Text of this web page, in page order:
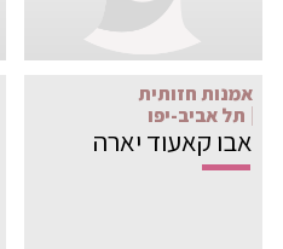
אמנות חזותית
תל אביב-יפו
אבו קאעוד יארה